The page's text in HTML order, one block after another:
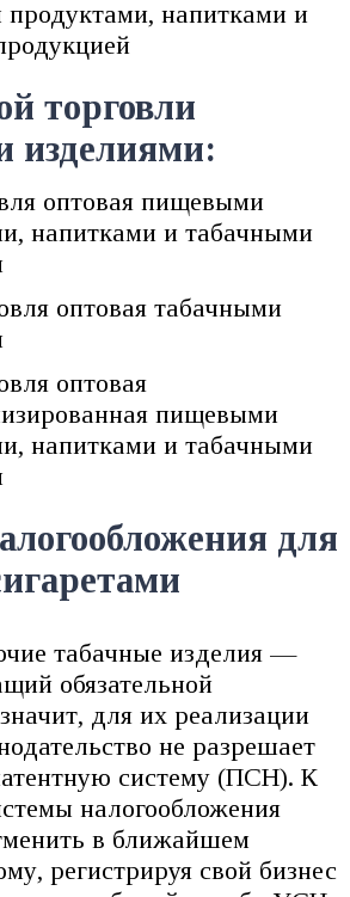
напитками и
торговли
изделиями:
оптовая пищевыми
напитками и табачными
оптовая табачными
оптовая
пищевыми
напитками и табачными
для
табачные изделия —
обязательной
для их реализации
не разрешает
систему (ПСН). К
налогообложения
в ближайшем
регистрируя свой бизнес